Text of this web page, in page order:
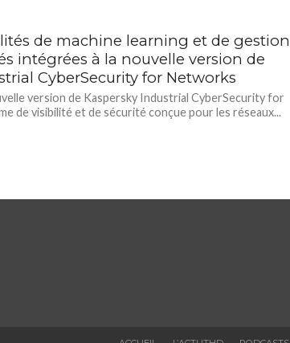
de machine learning et de gestion
intégrées à la nouvelle version de
CyberSecurity for Networks
version de Kaspersky Industrial CyberSecurity for
de visibilité et de sécurité conçue pour les réseaux...